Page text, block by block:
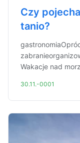
Czy
tanio?
Wakacje nad
30.11.-0001